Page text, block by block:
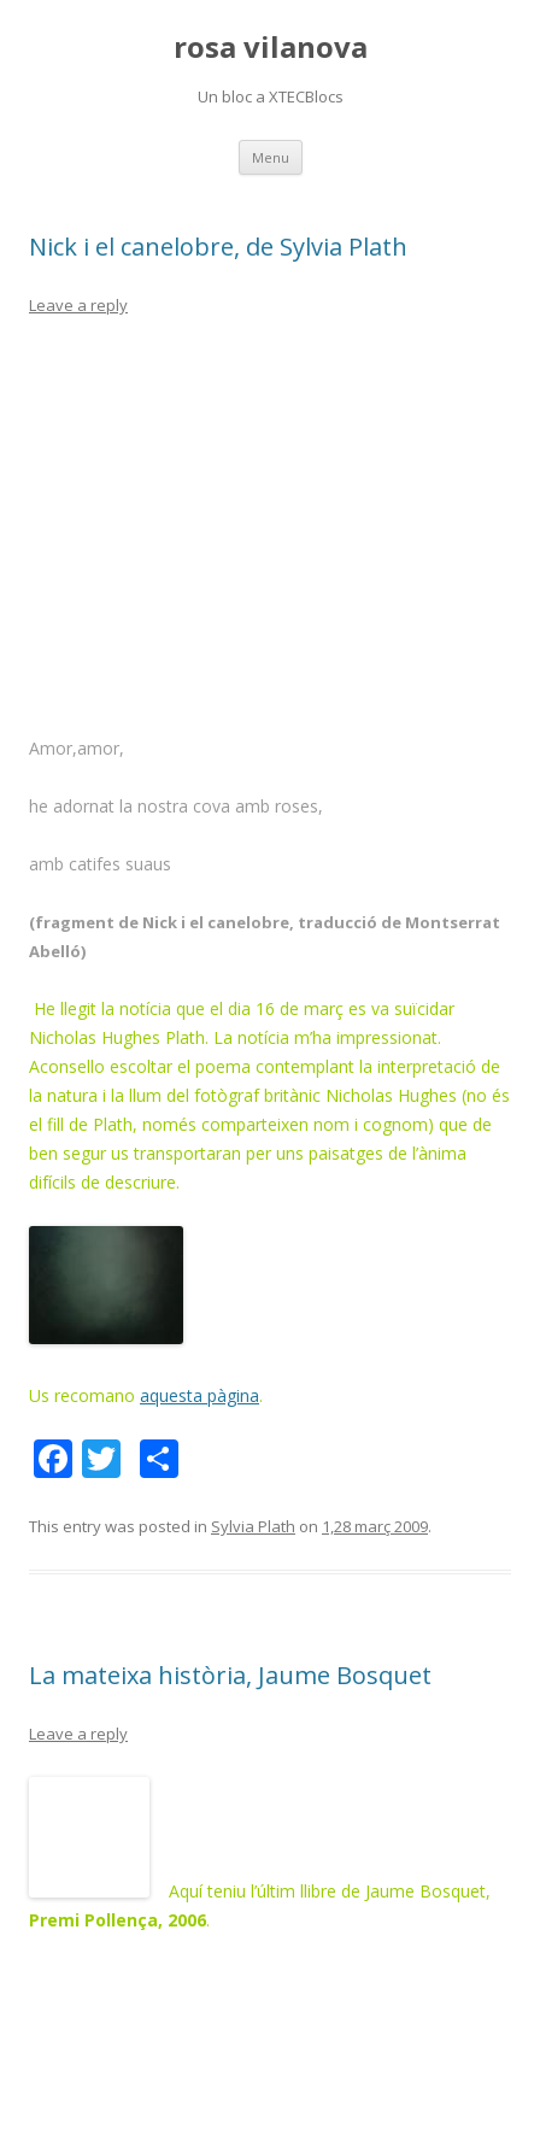
rosa vilanova
Un bloc a XTECBlocs
Menu Skip
content
Nick i el canelobre, de Sylvia Plath
Leave a reply
Amor,amor,
he adornat la nostra cova amb roses,
amb catifes suaus
(fragment de Nick i el canelobre, traducció de Montserrat
Abelló)
He llegit la notícia que el dia 16 de març es va suïcidar
Nicholas Hughes Plath. La notícia m’ha impressionat.
Aconsello escoltar el poema contemplant la interpretació de
la natura i la llum del fotògraf britànic Nicholas Hughes (no és
el fill de Plath, només comparteixen nom i cognom) que de
ben segur us transportaran per uns paisatges de l’ànima
difícils de descriure.
Us recomano aquesta pàgina.
F
e
k
T
itt m
ix
This entry was posted in Sylvia Plath on 1,28 març 2009.
La mateixa història, Jaume Bosquet
Leave a reply
Aquí teniu l’últim llibre de Jaume Bosquet,
Premi Pollença, 2006.